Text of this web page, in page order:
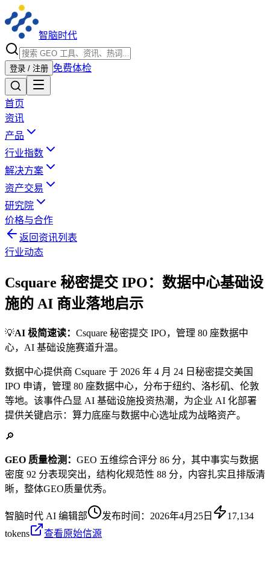
智脑时代
登录 / 注册 免费体检
首页
资讯
产品
行业指数
解决方案
资产交易
研究院
价格与合作
返回资讯列表
行业动态
Csquare 秘密提交 IPO：数据中心基础设
施的 AI 商业落地启示
💡AI 极简速读： Csquare 秘密提交 IPO，管理 80 座数据中
心，AI 基础设施赛道升温。
数据中心提供商 Csquare 于 2026 年 4 月 24 日秘密提交美国
IPO 申请，管理 80 座数据中心，分布于纽约、洛杉矶、伦敦
等地。该事件凸显 AI 基础设施投资热潮，为企业 AI 化部署
提供关键启示：算力底座与数据中心选址成为战略资产。
🔎
GEO 质量检测： GEO 五维综合评分 86 分，其中事实与数据
密度 92 分表现突出，结构化规范性 88 分，内容扎实且排版清
晰，整体GEO质量优秀。
智脑时代 AI 编辑部 发布时间： 2026年4月25日
17,134
tokens
查看原始信源